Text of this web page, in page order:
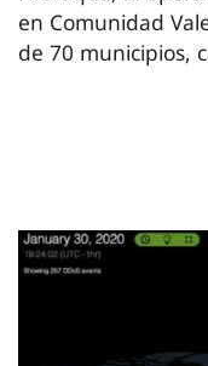
en Comunidad
de 70 municipios,